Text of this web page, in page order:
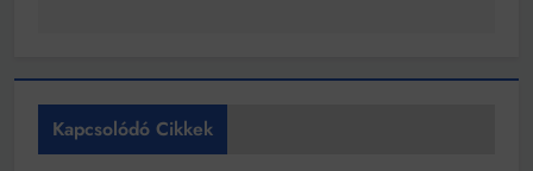
Kapcsolódó Cikkek